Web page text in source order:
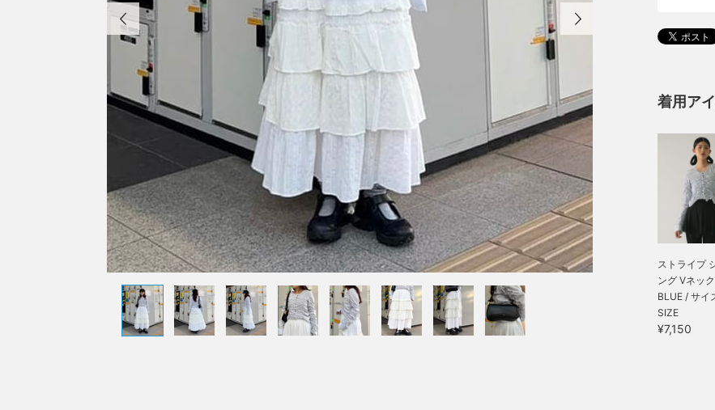
着用ア
ストライプ
ング Vネッ
BLUE / サイ
SIZE
¥7,150